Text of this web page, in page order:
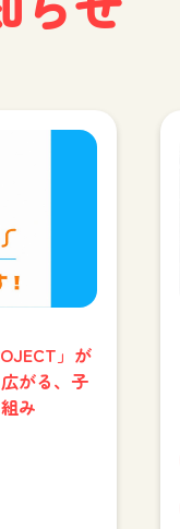
」が
がる、子
み